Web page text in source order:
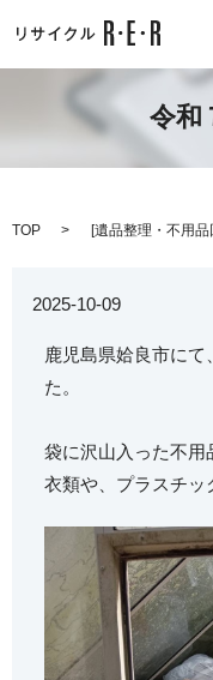
令和
TOP [遺品整理・不用品
2025-10-09
鹿児島県姶良市に
た。
袋に沢山入った不用
衣類や、プラスチッ